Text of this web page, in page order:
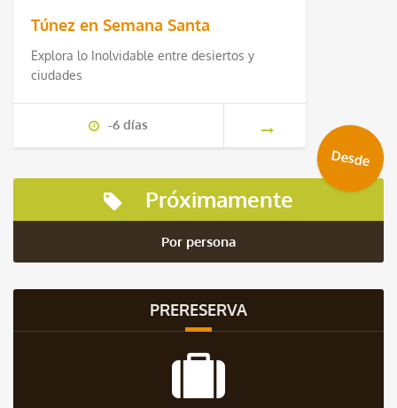
Túnez en Semana Santa
Explora lo Inolvidable entre desiertos y
ciudades
-6 días
Próximamente
Por persona
Desde
PRERESERVA